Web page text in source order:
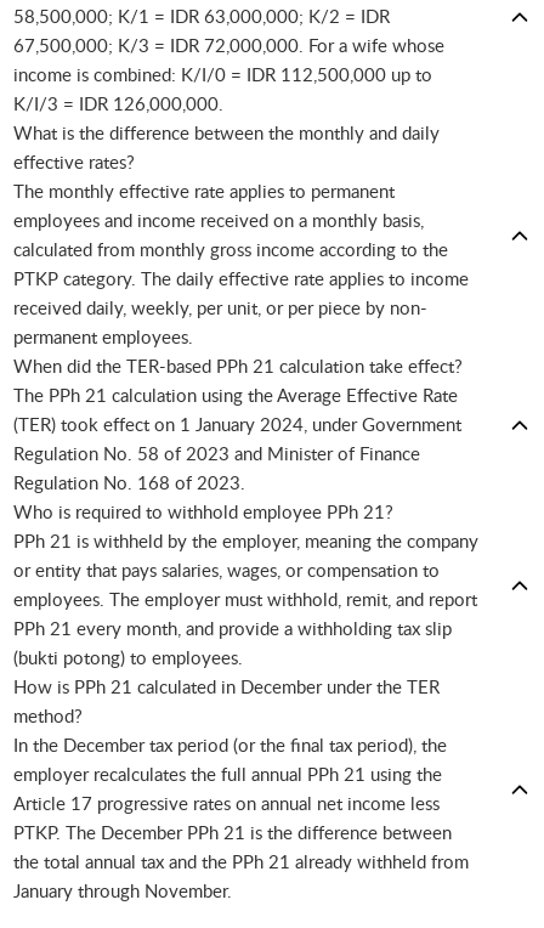
58,500,000; K/1 = IDR 63,000,000; K/2 = IDR
67,500,000; K/3 = IDR 72,000,000. For a wife whose
income is combined: K/I/0 = IDR 112,500,000 up to
K/I/3 = IDR 126,000,000.
What is the difference between the monthly and daily
effective rates?
The monthly effective rate applies to permanent
employees and income received on a monthly basis,
calculated from monthly gross income according to the
PTKP category. The daily effective rate applies to income
received daily, weekly, per unit, or per piece by non-
permanent employees.
When did the TER-based PPh 21 calculation take effect?
The PPh 21 calculation using the Average Effective Rate
(TER) took effect on 1 January 2024, under Government
Regulation No. 58 of 2023 and Minister of Finance
Regulation No. 168 of 2023.
Who is required to withhold employee PPh 21?
PPh 21 is withheld by the employer, meaning the company
or entity that pays salaries, wages, or compensation to
employees. The employer must withhold, remit, and report
PPh 21 every month, and provide a withholding tax slip
(bukti potong) to employees.
How is PPh 21 calculated in December under the TER
method?
In the December tax period (or the final tax period), the
employer recalculates the full annual PPh 21 using the
Article 17 progressive rates on annual net income less
PTKP. The December PPh 21 is the difference between
the total annual tax and the PPh 21 already withheld from
January through November.